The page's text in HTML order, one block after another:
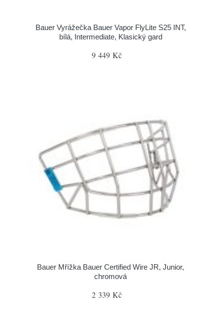
Bauer Vyrážečka Bauer Vapor FlyLite S25 INT,
bílá, Intermediate, Klasický gard
9 449 Kč
Bauer Mřížka Bauer Certified Wire JR, Junior,
chromová
2 339 Kč